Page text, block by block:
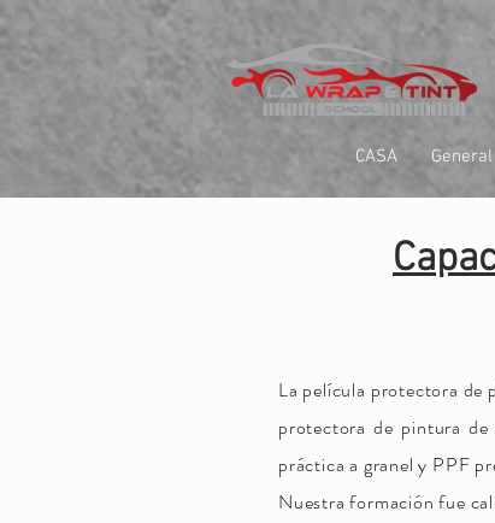
google-site-verification=yUQflaRrfT0ei_sMWnDwKqJV7od4KWtNY0K5gnZqZE
CASA General
La película protectora de
protectora de pintura
práctica a granel y PPF
Nuestra formación fue